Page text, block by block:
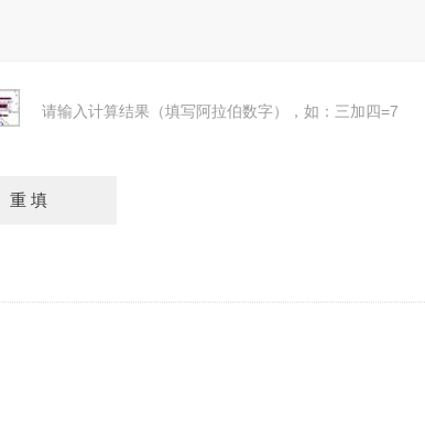
请输入计算结果（填写阿拉伯数字），如：三加四=7